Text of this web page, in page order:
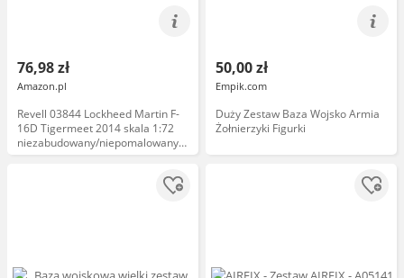
76,98 zł
Amazon.pl
Revell 03844 Lockheed Martin F-
16D Tigermeet 2014 skala 1:72
niezabudowany/niepomalowany
plastikowy model zestaw
50,00 zł
Empik.com
Duży Zestaw Baza Wojsko Armia
Żołnierzyki Figurki